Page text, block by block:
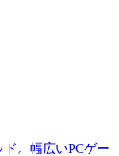
。幅広いPCゲー